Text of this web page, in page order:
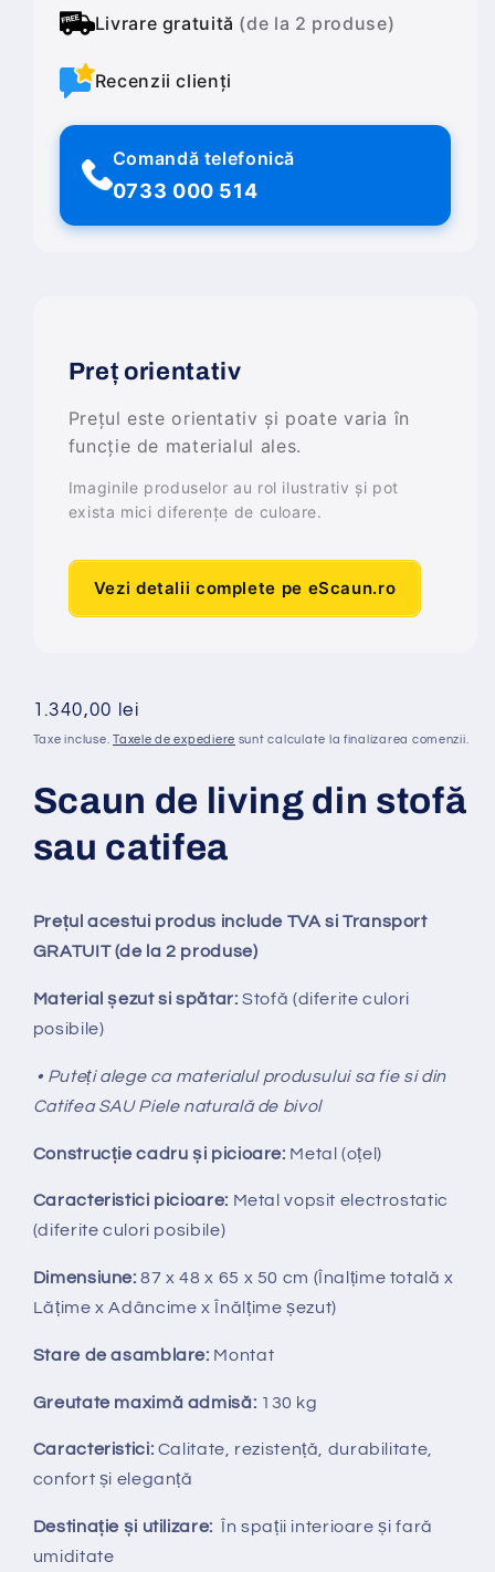
Livrare gratuită (de la 2 produse)
Recenzii clienți
Comandă telefonică
0733 000 514
Preț orientativ
Prețul este orientativ și poate varia în
funcție de materialul ales.
Imaginile produselor au rol ilustrativ și pot
exista mici diferențe de culoare.
Vezi detalii complete pe eScaun.ro
Preț
obișnuit
1.340,00 lei
Taxe incluse.Taxele de expediere sunt calculate la finalizarea comenzii.
Scaun de living din stofă
sau catifea
Prețul acestui produs include TVA si Transport
GRATUIT (de la 2 produse)
Material șezut si spătar: Stofă (diferite culori
posibile)
• Puteți alege ca materialul produsului sa fie si din
Catifea SAU Piele naturală de bivol
Construcție cadru și picioare: Metal (oțel)
Caracteristici picioare: Metal vopsit electrostatic
(diferite culori posibile)
Dimensiune: 87 x 48 x 65 x 50 cm (Înalțime totală x
Lățime x Adâncime x Înălțime șezut)
Stare de asamblare: Montat
Greutate maximă admisă: 130 kg
Caracteristici: Calitate, rezistență, durabilitate,
confort și eleganță
Destinație și utilizare: În spații interioare și fară
umiditate